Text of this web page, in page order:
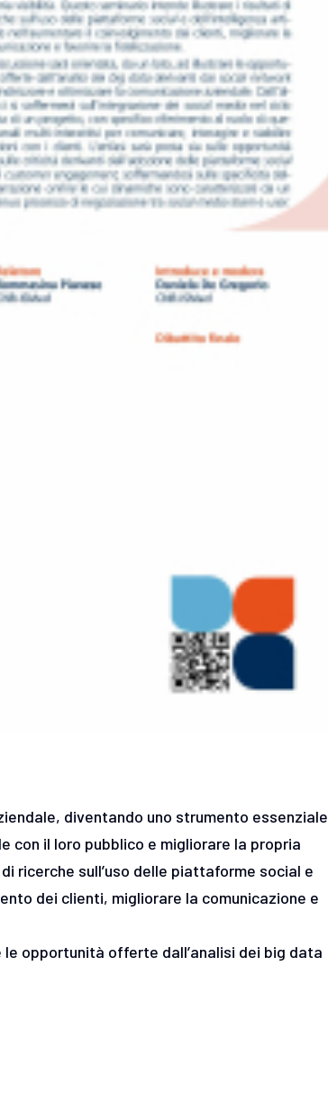
diventando uno strumento essenziale
con il loro pubblico e migliorare la propria
ricerche sull’uso delle piattaforme social e
dei clienti, migliorare la comunicazione e
opportunità offerte dall’analisi dei big data